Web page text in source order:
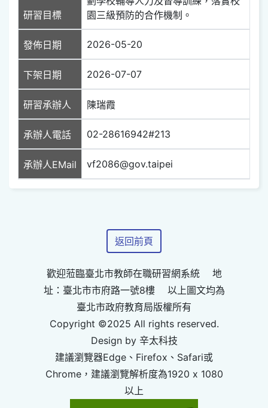
研習目標
園三級預防的合作機制。
發佈日期 2026-05-20
下架日期 2026-07-07
研習承辦人 陳瑞霞
承辦人電話 02-28616942#213
承辦人EMail vf2086@gov.taipei
返回前頁
歡迎蒞臨臺北市教師在職研習網系統 地
址：臺北市市府路一號8樓 以上圖文均為
臺北市政府教育局版權所有
Copyright ©2025 All rights reserved.
Design by 辛太科技
建議瀏覽器Edge、Firefox、Safari或
Chrome，建議瀏覽解析度為1920 x 1080
以上